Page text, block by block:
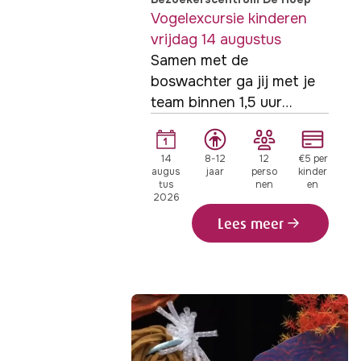
Vogelexcursie kinderen
vrijdag 14 augustus
Samen met de
boswachter ga jij met je
team binnen 1,5 uur
soorten te zien of te
horen.
14
augus
tus
2026
8-12
jaar
12
perso
nen
€5 per
kinder
en
Lees meer